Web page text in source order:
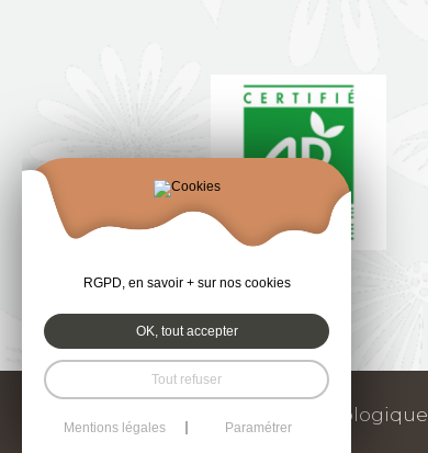
Notre engagement écologique
RGPD, en savoir + sur nos cookies
OK, tout accepter
Tout refuser
Mentions légales Paramétrer